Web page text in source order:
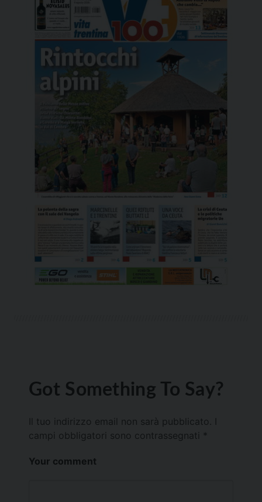
Got Something To Say?
Il tuo indirizzo email non sarà pubblicato.
campi obbligatori sono contrassegnati *
Your comment